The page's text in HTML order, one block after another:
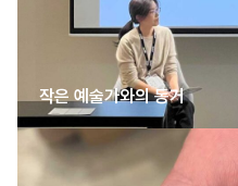
작은 예술가와의 동거